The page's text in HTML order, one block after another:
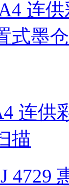
连供
描